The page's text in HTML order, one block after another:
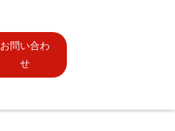
お問い合わ
せ